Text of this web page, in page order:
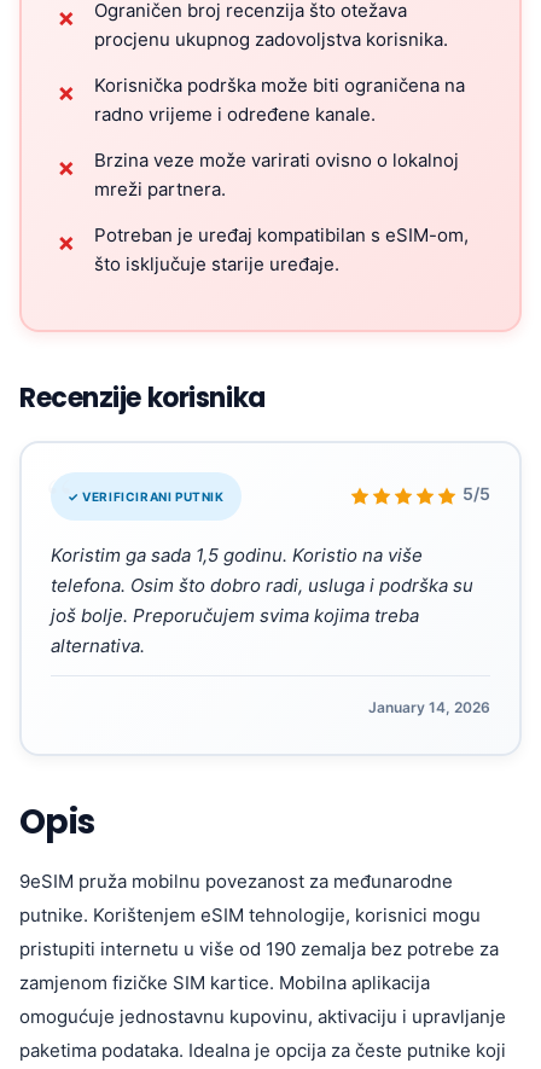
✗
Ograničen broj recenzija što otežava
procjenu ukupnog zadovoljstva korisnika.
✗
Korisnička podrška može biti ograničena na
radno vrijeme i određene kanale.
✗
Brzina veze može varirati ovisno o lokalnoj
mreži partnera.
✗
Potreban je uređaj kompatibilan s eSIM-om,
što isključuje starije uređaje.
Recenzije korisnika
✓ VERIFICIRANI PUTNIK 5/5
“
Koristim ga sada 1,5 godinu. Koristio na više
telefona. Osim što dobro radi, usluga i podrška su
još bolje. Preporučujem svima kojima treba
alternativa.
January 14, 2026
Opis
9eSIM pruža mobilnu povezanost za međunarodne
putnike. Korištenjem eSIM tehnologije, korisnici mogu
pristupiti internetu u više od 190 zemalja bez potrebe za
zamjenom fizičke SIM kartice. Mobilna aplikacija
omogućuje jednostavnu kupovinu, aktivaciju i upravljanje
paketima podataka. Idealna je opcija za česte putnike koji